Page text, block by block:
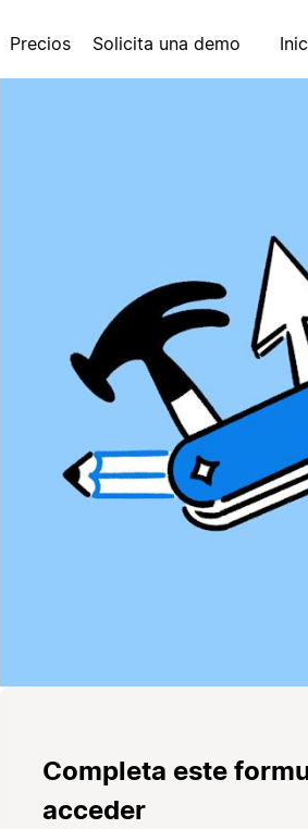
Precios Solicita una demo
Completa este
acceder